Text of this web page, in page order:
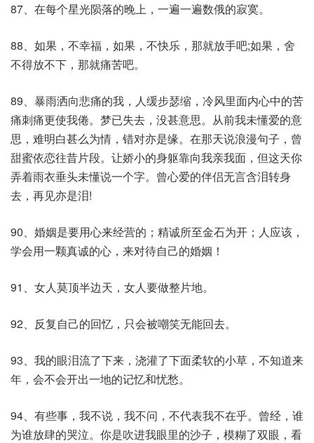
87、在每个星光陨落的晚上，一遍一遍数俄的寂寞。
88、如果，不幸福，如果，不快乐，那就放手吧;如果，舍
不得放不下，那就痛苦吧。
89、暴雨洒向悲痛的我，人缓步瑟缩，冷风里面内心中的苦
痛刺痛更使我倦。梦已失去，没甚意思。从前我未懂爱的意
思，难明白甚么为情，错对亦是缘。在那天说浪漫句子，曾
甜蜜依恋往昔片段。让娇小的身躯靠向我亲我面，但这天你
弄着雨衣垂头未懂说一个字。曾心爱的伴侣无言含泪转身
去，再见亦是泪!
90、婚姻是要用心来经营的；精诚所至金石为开；人应该，
学会用一颗真诚的心，来对待自己的婚姻！
91、女人莫顶半边天，女人要做整片地。
92、反复自己的回忆，只会被嘲笑无能回去。
93、我的眼泪流了下来，浇灌了下面柔软的小草，不知道来
年，会不会开出一地的记忆和忧愁。
94、有些事，我不说，我不问，不代表我不在乎。曾经，谁
为谁放肆的哭泣。你是吹进我眼里的沙子，模糊了双眼，看